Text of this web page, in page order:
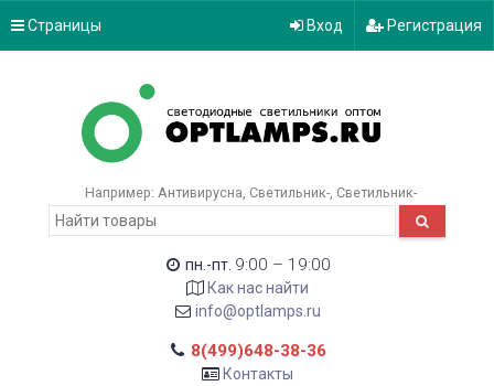
Страницы Вход Регистрация
Например: Антивирусна Светильник- Светильник-
пн.-пт. 9:00 – 19:00
Как нас найти
info@optlamps.ru
8(499)648-38-36
Контакты